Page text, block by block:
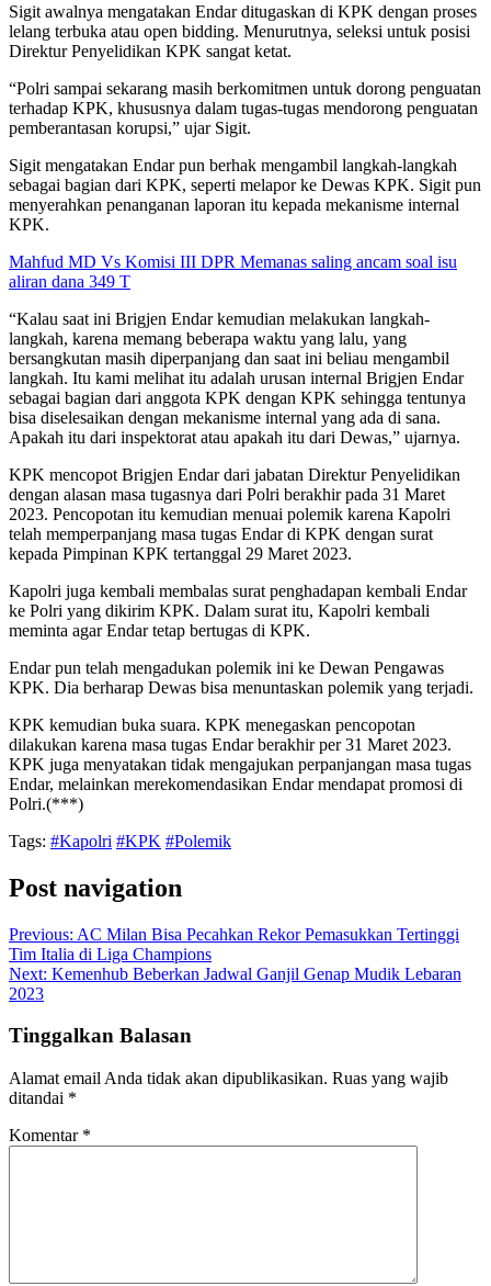
Sigit awalnya mengatakan Endar ditugaskan di KPK dengan proses
lelang terbuka atau open bidding. Menurutnya, seleksi untuk posisi
Direktur Penyelidikan KPK sangat ketat.
“Polri sampai sekarang masih berkomitmen untuk dorong penguatan
terhadap KPK, khususnya dalam tugas-tugas mendorong penguatan
pemberantasan korupsi,” ujar Sigit.
Sigit mengatakan Endar pun berhak mengambil langkah-langkah
sebagai bagian dari KPK, seperti melapor ke Dewas KPK. Sigit pun
menyerahkan penanganan laporan itu kepada mekanisme internal
KPK.
Mahfud MD Vs Komisi III DPR Memanas saling ancam soal isu
aliran dana 349 T
“Kalau saat ini Brigjen Endar kemudian melakukan langkah-
langkah, karena memang beberapa waktu yang lalu, yang
bersangkutan masih diperpanjang dan saat ini beliau mengambil
langkah. Itu kami melihat itu adalah urusan internal Brigjen Endar
sebagai bagian dari anggota KPK dengan KPK sehingga tentunya
bisa diselesaikan dengan mekanisme internal yang ada di sana.
Apakah itu dari inspektorat atau apakah itu dari Dewas,” ujarnya.
KPK mencopot Brigjen Endar dari jabatan Direktur Penyelidikan
dengan alasan masa tugasnya dari Polri berakhir pada 31 Maret
2023. Pencopotan itu kemudian menuai polemik karena Kapolri
telah memperpanjang masa tugas Endar di KPK dengan surat
kepada Pimpinan KPK tertanggal 29 Maret 2023.
Kapolri juga kembali membalas surat penghadapan kembali Endar
ke Polri yang dikirim KPK. Dalam surat itu, Kapolri kembali
meminta agar Endar tetap bertugas di KPK.
Endar pun telah mengadukan polemik ini ke Dewan Pengawas
KPK. Dia berharap Dewas bisa menuntaskan polemik yang terjadi.
KPK kemudian buka suara. KPK menegaskan pencopotan
dilakukan karena masa tugas Endar berakhir per 31 Maret 2023.
KPK juga menyatakan tidak mengajukan perpanjangan masa tugas
Endar, melainkan merekomendasikan Endar mendapat promosi di
Polri.(***)
Tags: #Kapolri #KPK #Polemik
Post navigation
Previous: AC Milan Bisa Pecahkan Rekor Pemasukkan Tertinggi
Tim Italia di Liga Champions
Next: Kemenhub Beberkan Jadwal Ganjil Genap Mudik Lebaran
2023
Tinggalkan Balasan
Alamat email Anda tidak akan dipublikasikan. Ruas yang wajib
ditandai *
Komentar *